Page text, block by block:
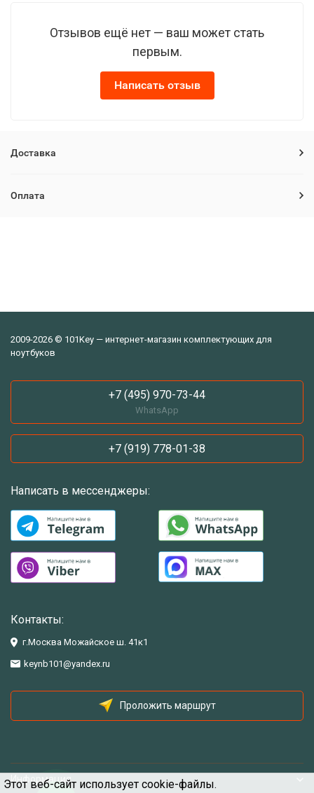
Этот веб-сайт использует cookie-файлы.
Отзывов ещё нет — ваш может стать
первым.
Написать отзыв
Доставка
Оплата
2009-2026 © 101Key — интернет-магазин комплектующих для
ноутбуков
+7 (495) 970-73-44
WhatsApp
+7 (919) 778-01-38
Написать в мессенджеры:
Контакты:
г.Москва Можайское ш. 41к1
keynb101@yandex.ru
Проложить маршрут
Информация